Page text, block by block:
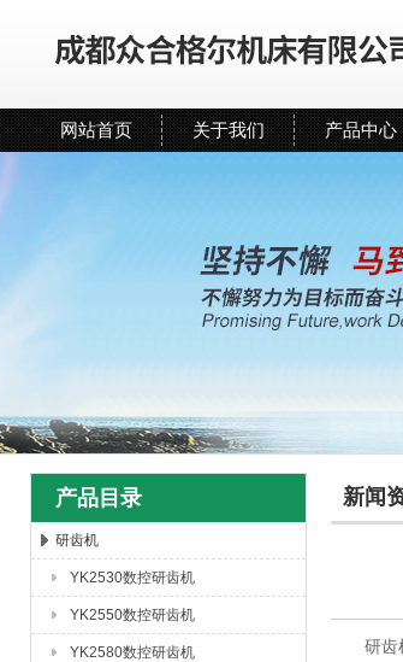
成都众合格尔机床有限公司
网站首页 关于我们 产品中心
产品目录
研齿机
YK2530数控研齿机
YK2550数控研齿机
YK2580数控研齿机
新闻
研齿机